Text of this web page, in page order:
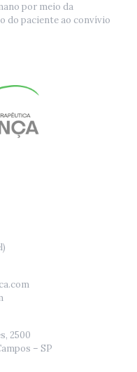
por meio da
do paciente ao convívio
2500
– SP